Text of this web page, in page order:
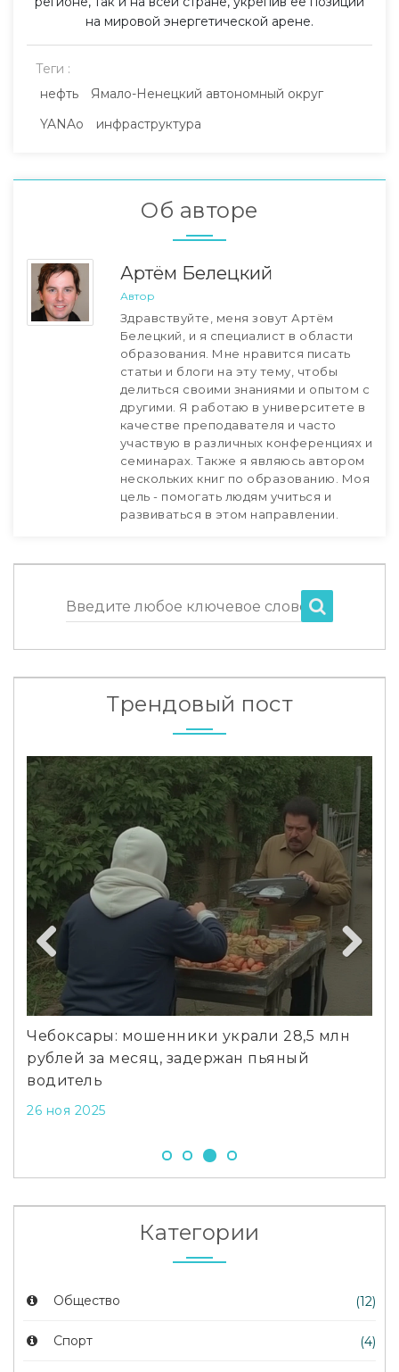
на мировой энергетической арене.
Теги :
нефть
Ямало-Ненецкий автономный округ
YANAo
инфраструктура
Об авторе
Артём Белецкий
Автор
Здравствуйте, меня зовут Артём
Белецкий, и я специалист в области
образования. Мне нравится писать
статьи и блоги на эту тему, чтобы
делиться своими знаниями и опытом с
другими. Я работаю в университете в
качестве преподавателя и часто
участвую в различных конференциях и
семинарах. Также я являюсь автором
нескольких книг по образованию. Моя
цель - помогать людям учиться и
развиваться в этом направлении.
Введите любое ключевое слово
Трендовый пост
Чебоксары: мошенники украли 28,5 млн
рублей за месяц, задержан пьяный
водитель
26 ноя 2025
Previous
Категории
Общество (12)
Спорт (4)